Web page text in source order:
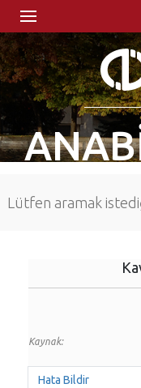
Kaynak:
Hata Bildir